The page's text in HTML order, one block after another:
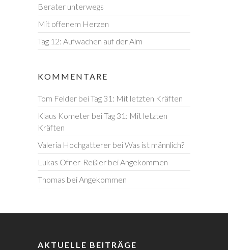
Berater unterwegs
Mit offenem Herzen
Tag 12: Aufwachen auf der Alm
KOMMENTARE
Tom Felder beiTag 31: Mit letzten Kräften
Klaus Kometer beiTag 31: Mit letzten
Kräften
Valeria Hochgatterer beiWas ist männlich?
Lukas Ofner-Reßler beiAngekommen
Thomas beiAngekommen
AKTUELLE BEITRÄGE